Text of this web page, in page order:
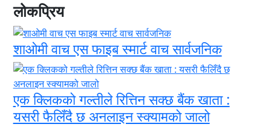
लोकप्रिय
शाओमी वाच एस फाइब स्मार्ट वाच सार्वजनिक
एक क्लिकको गल्तीले रित्तिन सक्छ बैंक खाता :
यसरी फैलिँदै छ अनलाइन स्क्यामको जालो